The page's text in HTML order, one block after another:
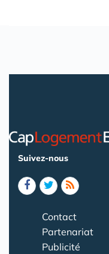
Suivez-nous
Contact
Partenariat
Publicité